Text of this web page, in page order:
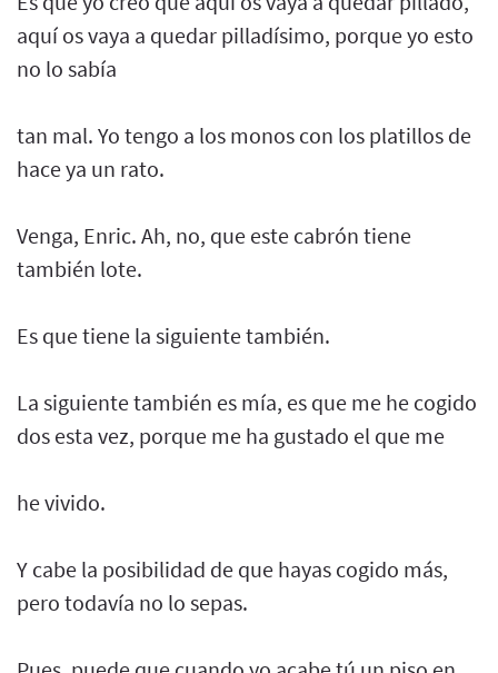
aquí os vaya a quedar pilladísimo, porque yo esto
no lo sabía
tan mal. Yo tengo a los monos con los platillos de
hace ya un rato.
Venga, Enric. Ah, no, que este cabrón tiene
también lote.
Es que tiene la siguiente también.
La siguiente también es mía, es que me he cogido
dos esta vez, porque me ha gustado el que me
he vivido.
Y cabe la posibilidad de que hayas cogido más,
pero todavía no lo sepas.